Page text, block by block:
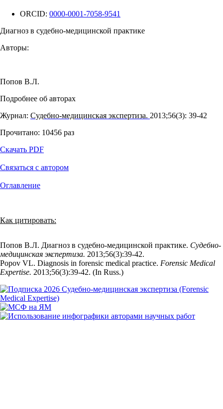
ORCID: 0000-0001-7058-9541
Диагноз в судебно-медицинской практике
Авторы:
Попов В.Л.
Подробнее об авторах
Журнал: Судебно-медицинская экспертиза. 2013;56(3): 39‑42
Прочитано: 10456 раз
Скачать PDF
Связаться с автором
Оглавление
Как цитировать:
Попов В.Л. Диагноз в судебно-медицинской практике. Судебно-
медицинская экспертиза. 2013;56(3):39‑42.
Popov VL. Diagnosis in forensic medical practice. Forensic Medical
Expertise. 2013;56(3):39‑42. (In Russ.)